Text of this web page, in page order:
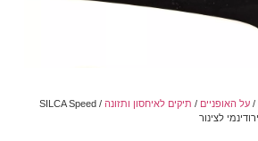
/ על האופניים / תיקים לאיחסון ותזונה
/ SILCA Speed